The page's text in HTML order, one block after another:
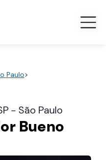
Paulo>
- São Paulo
Bueno